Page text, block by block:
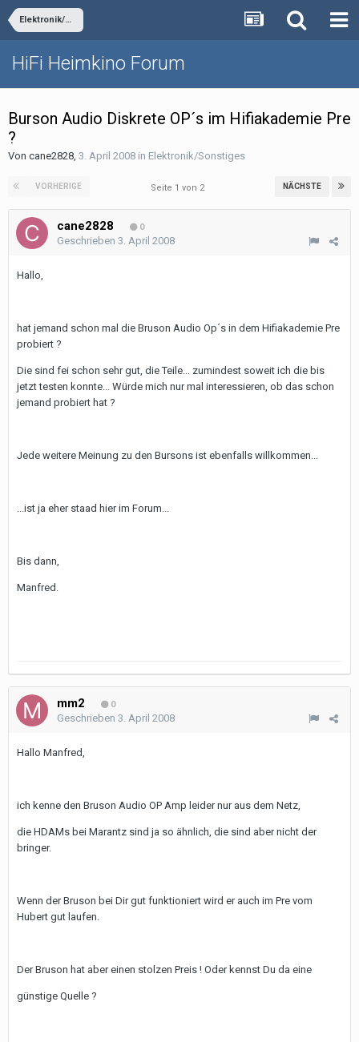
Elektronik/Sonstiges
HiFi Heimkino Forum
Burson Audio Diskrete OP´s im Hifiakademie Pre
?
Von cane2828, 3. April 2008 in Elektronik/Sonstiges
VORHERIGE NÄCHSTE
Seite 1 von 2
cane2828 0
Geschrieben 3. April 2008
Hallo,
hat jemand schon mal die Bruson Audio Op´s in dem Hifiakademie Pre
probiert ?
Die sind fei schon sehr gut, die Teile... zumindest soweit ich die bis
jetzt testen konnte... Würde mich nur mal interessieren, ob das schon
jemand probiert hat ?
Jede weitere Meinung zu den Bursons ist ebenfalls willkommen...
...ist ja eher staad hier im Forum...
Bis dann,
Manfred.
mm2 0
Geschrieben 3. April 2008
Hallo Manfred,
ich kenne den Bruson Audio OP Amp leider nur aus dem Netz,
die HDAMs bei Marantz sind ja so ähnlich, die sind aber nicht der
bringer.
Wenn der Bruson bei Dir gut funktioniert wird er auch im Pre vom
Hubert gut laufen.
Der Bruson hat aber einen stolzen Preis ! Oder kennst Du da eine
günstige Quelle ?